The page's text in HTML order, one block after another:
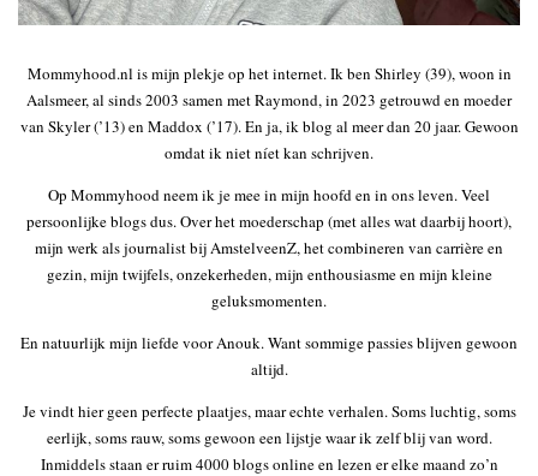
Mommyhood.nl is mijn plekje op het internet. Ik ben Shirley (39), woon in
Aalsmeer, al sinds 2003 samen met Raymond, in 2023 getrouwd en moeder
van Skyler (’13) en Maddox (’17). En ja, ik blog al meer dan 20 jaar. Gewoon
omdat ik niet níet kan schrijven.
Op Mommyhood neem ik je mee in mijn hoofd en in ons leven. Veel
persoonlijke blogs dus. Over het moederschap (met alles wat daarbij hoort),
mijn werk als journalist bij AmstelveenZ, het combineren van carrière en
gezin, mijn twijfels, onzekerheden, mijn enthousiasme en mijn kleine
geluksmomenten.
En natuurlijk mijn liefde voor Anouk. Want sommige passies blijven gewoon
altijd.
Je vindt hier geen perfecte plaatjes, maar echte verhalen. Soms luchtig, soms
eerlijk, soms rauw, soms gewoon een lijstje waar ik zelf blij van word.
Inmiddels staan er ruim 4000 blogs online en lezen er elke maand zo’n